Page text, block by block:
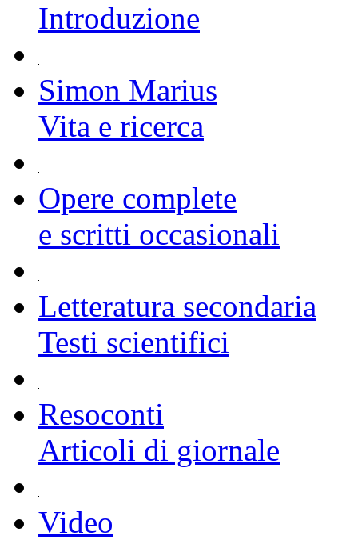
Introduzione
Simon Marius
Vita e ricerca
Opere complete
e scritti occasionali
Letteratura secondaria
Testi scientifici
Resoconti
Articoli di giornale
Video